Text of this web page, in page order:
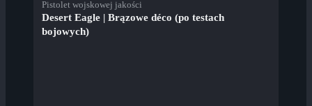
Pistolet wojskowej jakości
Desert Eagle | Brązowe déco (po testach
bojowych)